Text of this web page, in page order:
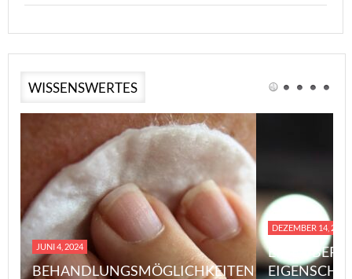
WISSENSWERTES
JUNI 4, 2024
BEHANDLUNGSMÖGLICHKEITEN
DEZEMBER 14, 2023
EINE